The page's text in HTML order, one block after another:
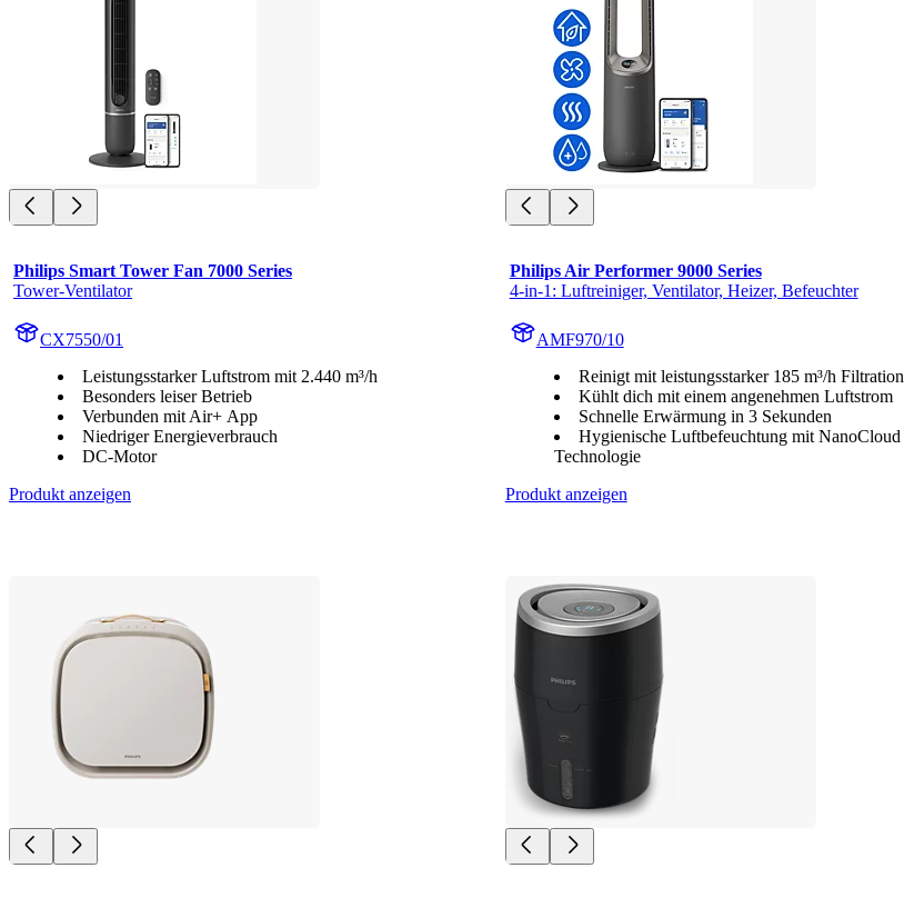
Philips Smart Tower Fan 7000 Series
Tower-Ventilator
CX7550/01
Leistungsstarker Luftstrom mit 2.440 m³/h
Besonders leiser Betrieb
Verbunden mit Air+ App
Niedriger Energieverbrauch
DC-Motor
Produkt anzeigen
Philips Air Performer 9000 Series
4-in-1: Luftreiniger, Ventilator, Heizer, Befeuchter
AMF970/10
Reinigt mit leistungsstarker 185 m³/h Filtration
Kühlt dich mit einem angenehmen Luftstrom
Schnelle Erwärmung in 3 Sekunden
Hygienische Luftbefeuchtung mit NanoCloud
Technologie
Produkt anzeigen